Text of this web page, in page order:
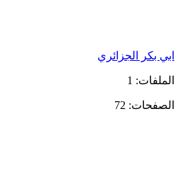
ابي بكر الجزائري
الملفات: 1
الصفحات: 72